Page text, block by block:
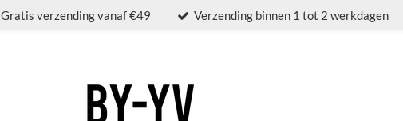
Gratis verzending vanaf €49 Verzending binnen 1 tot 2 werkdagen